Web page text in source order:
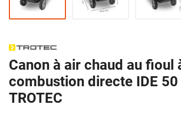
Canon à air chaud au fioul
combustion directe IDE 50
TROTEC